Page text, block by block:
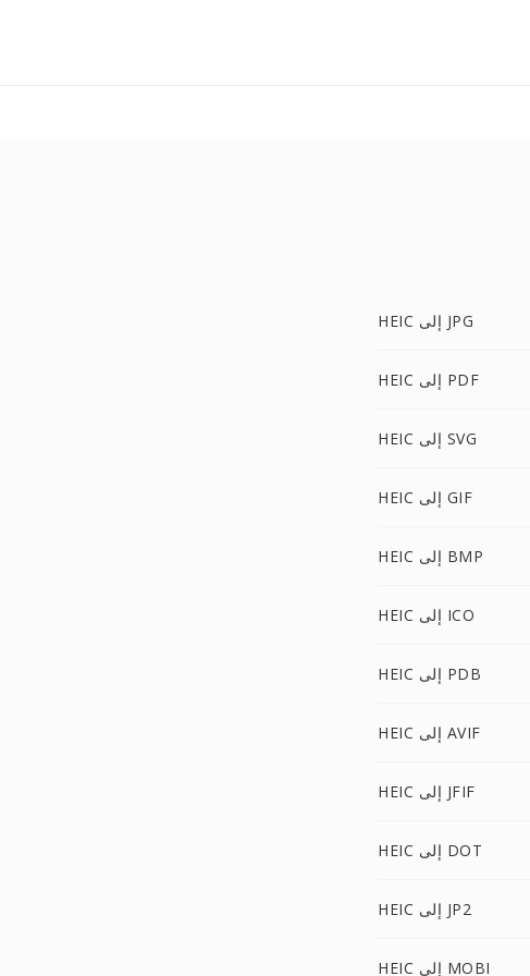
HEIC إلى JPG
HEIC إلى PDF
HEIC إلى SVG
HEIC إلى GIF
HEIC إلى BMP
HEIC إلى ICO
HEIC إلى PDB
HEIC إلى AVIF
HEIC إلى JFIF
HEIC إلى DOT
HEIC إلى JP2
HEIC إلى MOBI